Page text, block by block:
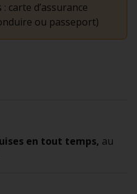
carte d’assurance
ou passeport)
en tout temps, au